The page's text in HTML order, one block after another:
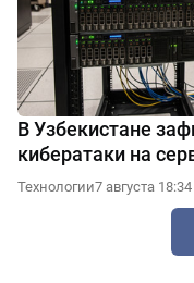
В Узбекистане
кибератаки на
Технологии7 августа 18:34